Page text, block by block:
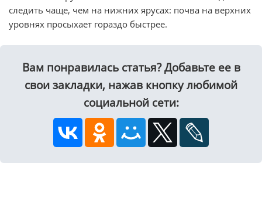
следить чаще, чем на нижних ярусах: почва на верхних
уровнях просыхает гораздо быстрее.
Вам понравилась статья? Добавьте ее в
свои закладки, нажав кнопку любимой
социальной сети: